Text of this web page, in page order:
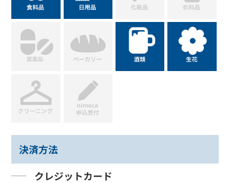
決済方法
クレジットカード